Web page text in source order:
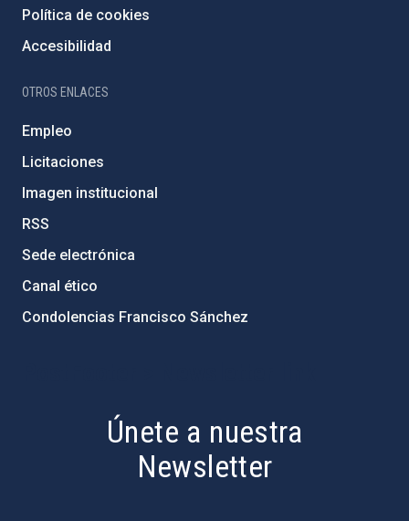
Política de cookies
Accesibilidad
OTROS ENLACES
Empleo
Licitaciones
Imagen institucional
RSS
Sede electrónica
Canal ético
Condolencias Francisco Sánchez
Únete a nuestra
Newsletter